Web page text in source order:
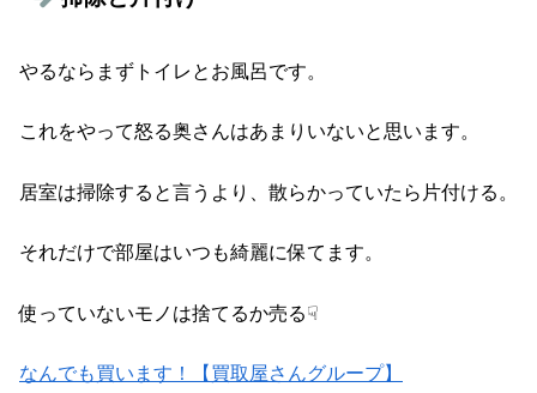
やるならまずトイレとお風呂です。
これをやって怒る奥さんはあまりいないと思います。
居室は掃除すると言うより、散らかっていたら片付ける。
それだけで部屋はいつも綺麗に保てます。
使っていないモノは捨てるか売る☟
なんでも買います！【買取屋さんグループ】